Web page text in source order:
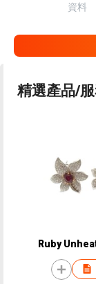
資料
精選產品/
Ruby